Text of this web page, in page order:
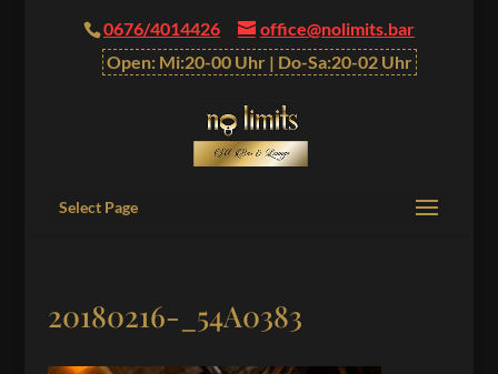
0676/4014426
office@nolimits.bar
Open: Mi:20-00 Uhr | Do-Sa:20-02 Uhr
Select Page
20180216-_54A0383